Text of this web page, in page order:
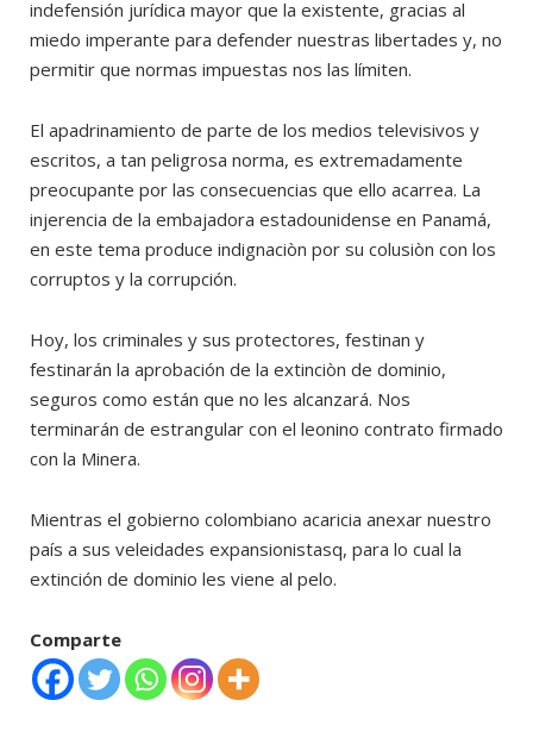
indefensión jurídica mayor que la existente, gracias al
miedo imperante para defender nuestras libertades y, no
permitir que normas impuestas nos las límiten.
El apadrinamiento de parte de los medios televisivos y
escritos, a tan peligrosa norma, es extremadamente
preocupante por las consecuencias que ello acarrea. La
injerencia de la embajadora estadounidense en Panamá,
en este tema produce indignaciòn por su colusiòn con los
corruptos y la corrupción.
Hoy, los criminales y sus protectores, festinan y
festinarán la aprobación de la extinciòn de dominio,
seguros como están que no les alcanzará. Nos
terminarán de estrangular con el leonino contrato firmado
con la Minera.
Mientras el gobierno colombiano acaricia anexar nuestro
país a sus veleidades expansionistasq, para lo cual la
extinción de dominio les viene al pelo.
Comparte